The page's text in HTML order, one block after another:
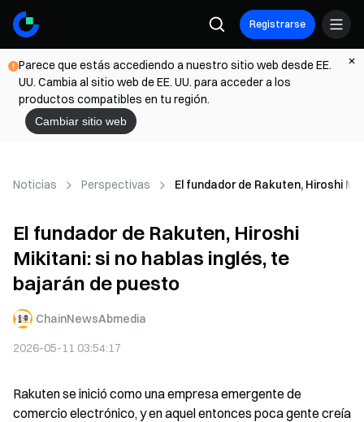
Registrarse
Parece que estás accediendo a nuestro sitio web desde EE.
UU. Cambia al sitio web de EE. UU. para acceder a los
productos compatibles en tu región.
Cambiar sitio web
Noticias Perspectivas El fundador de Rakuten, Hiroshi
El fundador de Rakuten, Hiroshi
Mikitani: si no hablas inglés, te
bajarán de puesto
ChainNewsAbmedia
2026-05-11 03:54:17
Rakuten se inició como una empresa emergente de
comercio electrónico, y en aquel entonces poca gente creía